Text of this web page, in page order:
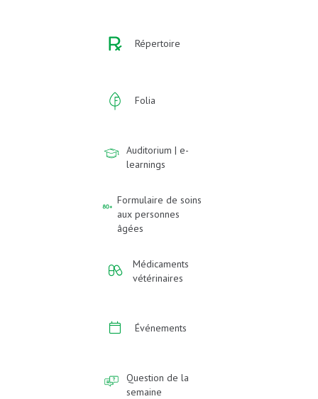
Répertoire
Folia
Auditorium | e-
learnings
Formulaire de soins
aux personnes
âgées
Médicaments
vétérinaires
Événements
Question de la
semaine